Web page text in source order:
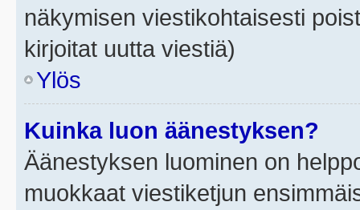
näkymisen viestikohtaisesti
kirjoitat uutta viestiä)
Ylös
Kuinka luon äänestyksen?
Äänestyksen luominen on
muokkaat viestiketjun